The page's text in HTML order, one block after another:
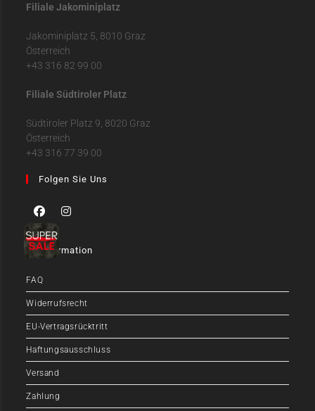
Filiale Jakominiplatz
Jakominiplatz 5, 8010 Graz
Österreich
+43 316 82 99 00
Filiale Südtiroler Platz
Südtiroler Platz 9, 8020 Graz
Österreich
+43 316 77 39 00
Folgen Sie Uns
Information
FAQ
Widerrufsrecht
EU-Vertragsrücktritt
Haftungsausschluss
Versand
Zahlung